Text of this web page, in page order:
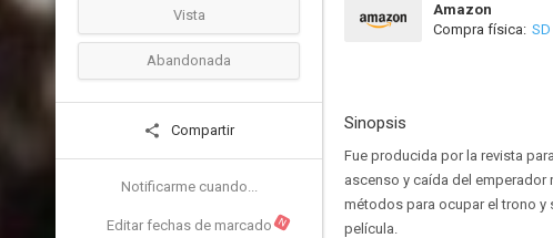
Vista
Abandonada
Compartir
Notificarme cuando...
Editar fechas de marcado N
Amazon
Compra física: SD
Sinopsis
Fue producida por la revista
ascenso y caída del emperador
métodos para ocupar el trono
película.